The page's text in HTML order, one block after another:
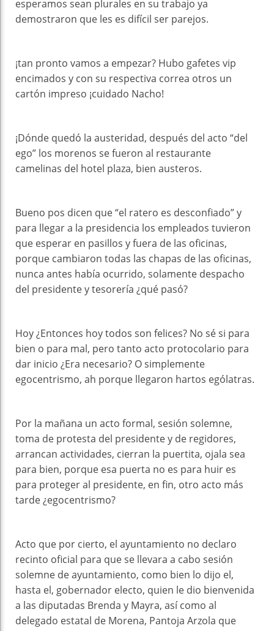
esperamos sean plurales en su trabajo ya
demostraron que les es difícil ser parejos.
¡tan pronto vamos a empezar? Hubo gafetes vip
encimados y con su respectiva correa otros un
cartón impreso ¡cuidado Nacho!
¡Dónde quedó la austeridad, después del acto “del
ego” los morenos se fueron al restaurante
camelinas del hotel plaza, bien austeros.
Bueno pos dicen que “el ratero es desconfiado” y
para llegar a la presidencia los empleados tuvieron
que esperar en pasillos y fuera de las oficinas,
porque cambiaron todas las chapas de las oficinas,
nunca antes había ocurrido, solamente despacho
del presidente y tesorería ¿qué pasó?
Hoy ¿Entonces hoy todos son felices? No sé si para
bien o para mal, pero tanto acto protocolario para
dar inicio ¿Era necesario? O simplemente
egocentrismo, ah porque llegaron hartos ególatras.
Por la mañana un acto formal, sesión solemne,
toma de protesta del presidente y de regidores,
arrancan actividades, cierran la puertita, ojala sea
para bien, porque esa puerta no es para huir es
para proteger al presidente, en fin, otro acto más
tarde ¿egocentrismo?
Acto que por cierto, el ayuntamiento no declaro
recinto oficial para que se llevara a cabo sesión
solemne de ayuntamiento, como bien lo dijo el,
hasta el, gobernador electo, quien le dio bienvenida
a las diputadas Brenda y Mayra, así como al
delegado estatal de Morena, Pantoja Arzola que